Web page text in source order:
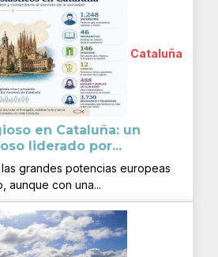
Cataluña
en Cataluña: un
liderado por...
grandes potencias europeas
aunque con una...